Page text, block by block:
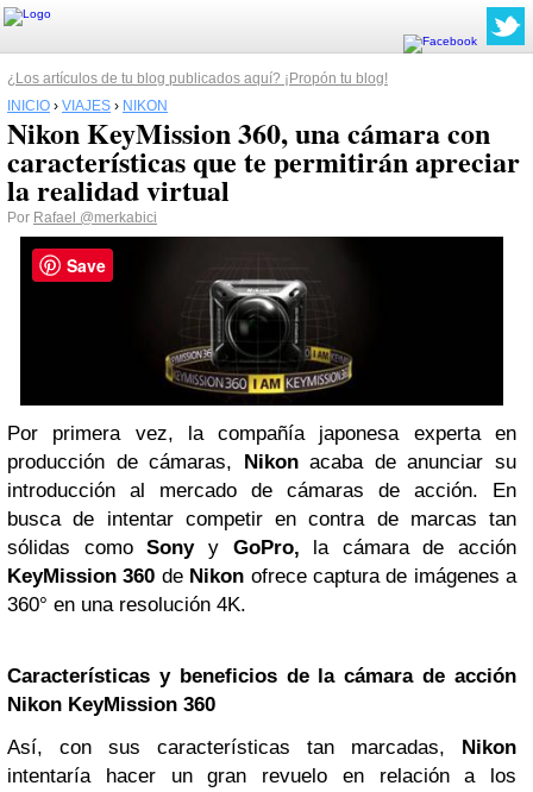
¿Los artículos de tu blog publicados aquí? ¡Propón tu blog!
INICIO › VIAJES › NIKON
Nikon KeyMission 360, una cámara con
características que te permitirán apreciar
la realidad virtual
Por Rafael @merkabici
Por primera vez, la compañía japonesa experta en
producción de cámaras,
Nikonacaba de anunciar su
introducción al mercado de cámaras de acción. En
busca de intentar competir en contra de marcas tan
sólidas comoSonyy GoPro, la cámara de acción
KeyMission 360 de Nikon ofrece captura de imágenes a
360° en una resolución 4K.
Características y beneficios de la cámara de acción
Nikon KeyMission 360
Así, con sus características tan marcadas,
Nikon
intentaría hacer un gran revuelo en relación a los
Save